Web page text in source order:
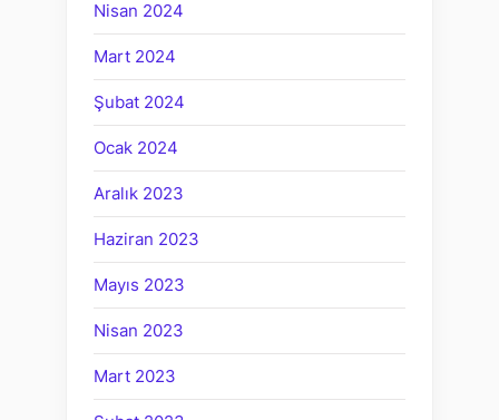
Nisan 2024
Mart 2024
Şubat 2024
Ocak 2024
Aralık 2023
Haziran 2023
Mayıs 2023
Nisan 2023
Mart 2023